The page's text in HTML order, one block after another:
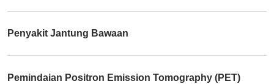
Penyakit Jantung Bawaan
Pemindaian Positron Emission Tomography (PET)